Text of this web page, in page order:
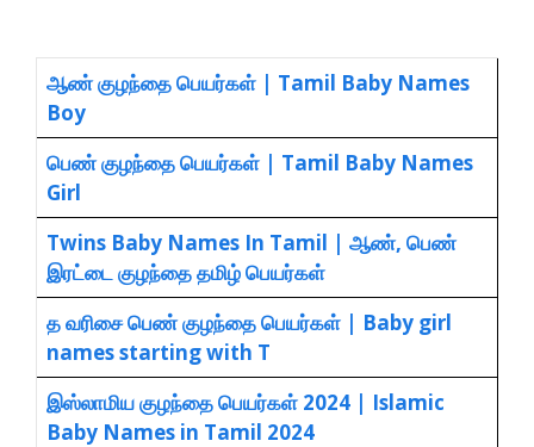
ஆண் குழந்தை பெயர்கள் | Tamil Baby Names
Boy
பெண் குழந்தை பெயர்கள் | Tamil Baby Names
Girl
Twins Baby Names In Tamil | ஆண், பெண்
இரட்டை குழந்தை தமிழ் பெயர்கள்
த வரிசை பெண் குழந்தை பெயர்கள் | Baby girl
names starting with T
இஸ்லாமிய குழந்தை பெயர்கள் 2024 | Islamic
Baby Names in Tamil 2024